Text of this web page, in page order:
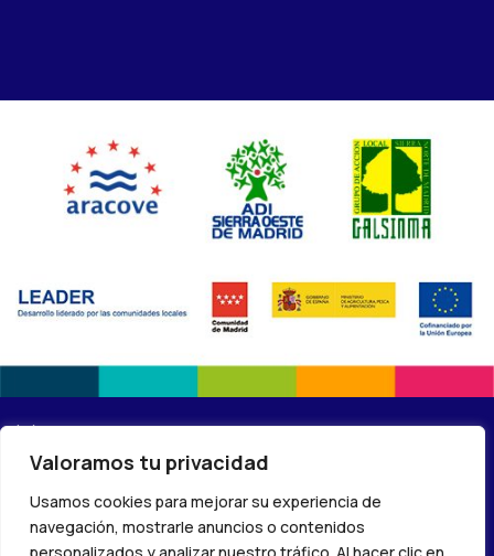
Valoramos tu privacidad
Usamos cookies para mejorar su experiencia de
navegación, mostrarle anuncios o contenidos
(C) 2024 – Red de centros Madrid Rural Lab –Política de
privacidad